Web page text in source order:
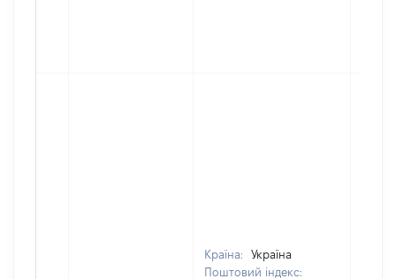
Країна:
Україна
Поштовий індекс: